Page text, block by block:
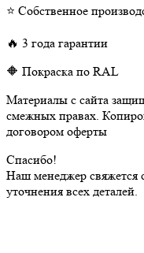
⭐ Собственное
🔥 3 года гарантии
🔶 Покраска по RAL
Материалы с сайта
смежных правах.
договором оферты
Спасибо!
Наш менеджер свяжется
уточнения всех деталей.